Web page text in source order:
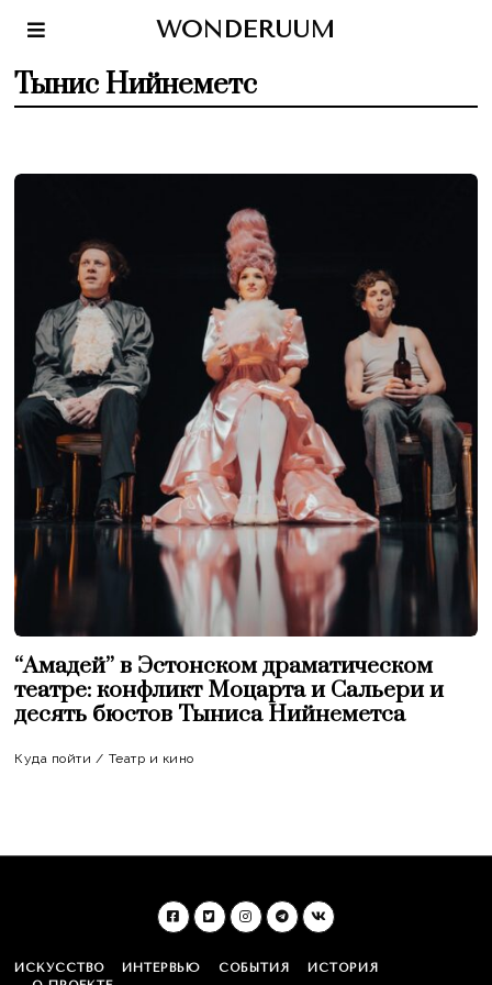
WONDERUUM
Тынис Нийнеметс
“Амадей” в Эстонском драматическом
театре: конфликт Моцарта и Сальери и
десять бюстов Тыниса Нийнеметса
Куда пойти / Театр и кино
ИСКУССТВО ИНТЕРВЬЮ СОБЫТИЯ
ИСТОРИЯ